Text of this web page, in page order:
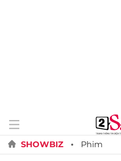
SHOWBIZ Phim